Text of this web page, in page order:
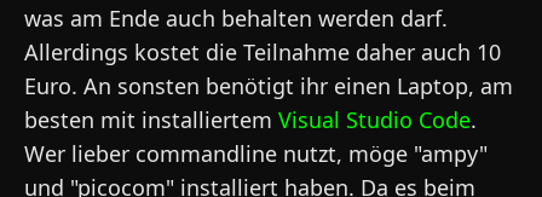
was am Ende auch behalten werden darf.
Allerdings kostet die Teilnahme daher auch 10
Euro. An sonsten benötigt ihr einen Laptop, am
besten mit installiertem Visual Studio Code.
Wer lieber commandline nutzt, möge "ampy"
und "picocom" installiert haben. Da es beim